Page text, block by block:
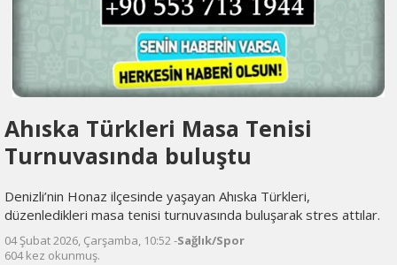
Ahıska Türkleri Masa Tenisi
Turnuvasında buluştu
Denizli’nin Honaz ilçesinde yaşayan Ahıska Türkleri,
düzenledikleri masa tenisi turnuvasında buluşarak stres attılar.
04 Şubat 2026, Çarşamba, 10:52 -Sağlık/Spor
604 kez okunmuş.